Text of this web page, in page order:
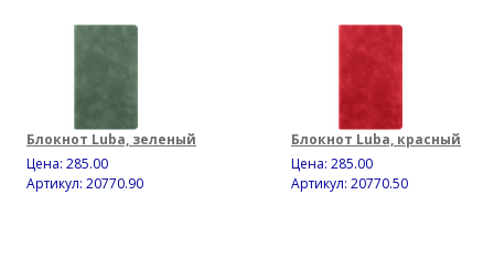
Блокнот Luba, зеленый
Цена: 285.00
Артикул: 20770.90
Блокнот Luba, красный
Цена: 285.00
Артикул: 20770.50